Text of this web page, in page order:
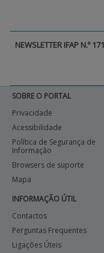
NEWSLETTER IFAP N.º
SOBRE O PORTAL
Privacidade
Acessibilidade
Política de Segurança de
Informação
Browsers de suporte
Mapa
INFORMAÇÃO ÚTIL
Contactos
Perguntas Frequentes
Ligações Úteis